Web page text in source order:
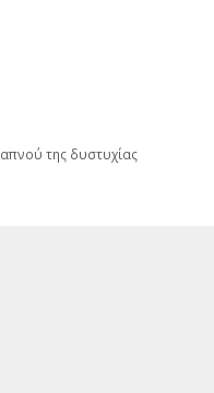
της δυστυχίας